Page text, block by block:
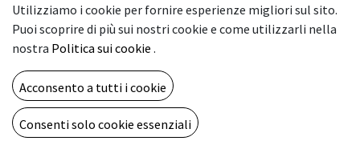
0 2264
Utilizziamo i cookie per fornire esperienze migliori sul sito.
Puoi scoprire di più sui nostri cookie e come utilizzarli nella
nostra Politica sui cookie .
Acconsento a tutti i cookie
Consenti solo cookie essenziali